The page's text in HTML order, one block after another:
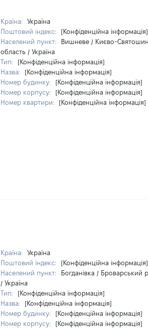
Країна:
Україна
Поштовий індекс:
[Конфіденційна інформація]
Населений пункт:
Вишневе / Києво-
область / Україна
Тип:
[Конфіденційна інформація]
Назва:
[Конфіденційна інформація]
Номер будинку:
[Конфіденційна інформація]
Номер корпусу:
[Конфіденційна інформація]
Номер квартири:
[Конфіденційна інформація]
Країна:
Україна
Поштовий індекс:
[Конфіденційна інформація]
Населений пункт:
Богданівка / Броварський
/ Україна
Тип:
[Конфіденційна інформація]
Назва:
[Конфіденційна інформація]
Номер будинку:
[Конфіденційна інформація]
Номер корпусу:
[Конфіденційна інформація]